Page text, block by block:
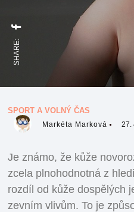
SHARE:
SPORT A VOLNÝ ČAS
Markéta Marková 27.
Je známo, že kůže
zcela plnohodnotná z
rozdíl od kůže dospělých
zevním vlivům. To je